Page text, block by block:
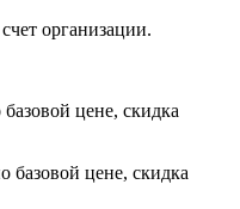
организации.
цене, скидка
базовой цене, скидка